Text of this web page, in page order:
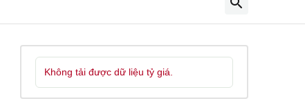
Không tải được dữ liệu tỷ giá.